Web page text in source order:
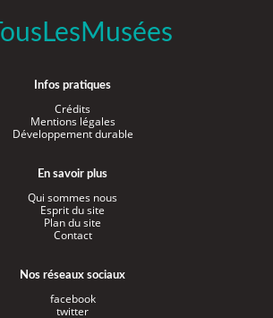
TousLesMusées
Infos pratiques
Crédits
Mentions légales
Développement durable
En savoir plus
Qui sommes nous
Esprit du site
Plan du site
Contact
Nos réseaux sociaux
facebook
twitter